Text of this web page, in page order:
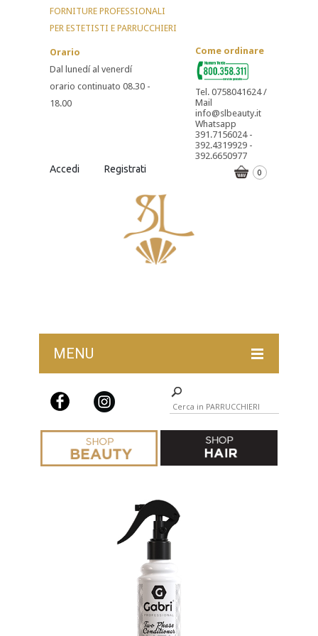
FORNITURE PROFESSIONALI
PER ESTETISTI E PARRUCCHIERI
Orario
Dal lunedí al venerdí
orario continuato 08.30 -
18.00
Come ordinare
Tel. 0758041624 /
Mail
info@slbeauty.it
Whatsapp
391.7156024 -
392.4319929 -
392.6650977
Accedi Registrati 0
MENU
LAST CHANCE HAIR
ACCESSORI E ARREDAMENTO
COMPLEMENTI COLORAZIONE
IGIENE E STERILIZZAZIONE